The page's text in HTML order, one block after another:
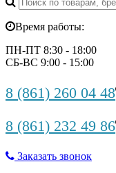
Время работы:
ПН-ПТ 8:30 - 18:00
СБ-ВС 9:00 - 15:00
8 (861) 260 04 48
8 (861) 232 49 86
Заказать звонок